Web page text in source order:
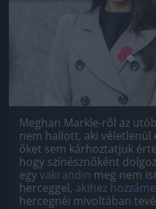
Meghan Markle-ről az
nem hallott, aki véletlenül
őket sem kárhoztatjuk
hogy színésznőként
egyvakrandin meg nem
herceggel, akihez
hercegnéi mivoltában